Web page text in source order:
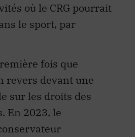
où le CRG pourrait
le sport, par
fois que
revers devant une
sur les droits des
En 2023, le